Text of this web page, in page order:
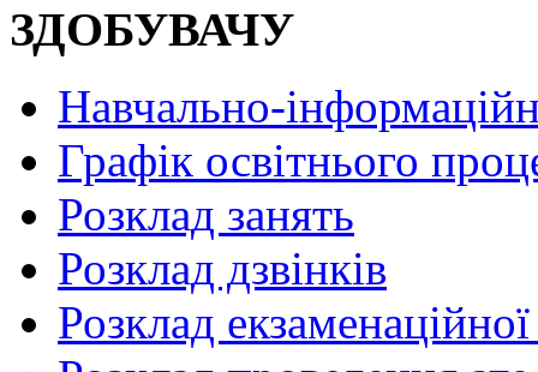
ЗДОБУВАЧУ
Навчально-
Графік освітнього
Розклад занять
Розклад дзвінків
Розклад екзаменаційної